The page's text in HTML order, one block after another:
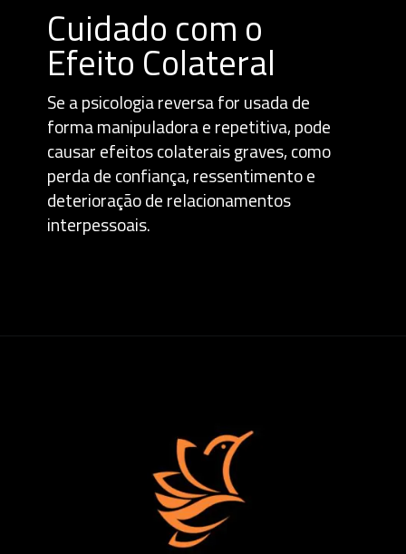
Cuidado com o
Efeito Colateral
Se a psicologia reversa for usada de
forma manipuladora e repetitiva, pode
causar efeitos colaterais graves, como
perda de confiança, ressentimento e
deterioração de relacionamentos
interpessoais.